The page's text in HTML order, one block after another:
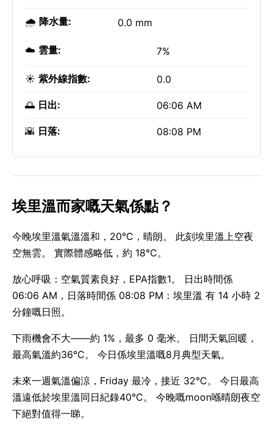
🌧️ 降水量: 0.0 mm
☁️ 雲量: 7%
☀️ 紫外線指數: 0.0
🌅 日出: 06:06 AM
🌇 日落: 08:08 PM
埃里溫而家嘅天氣係點？
今晚埃里溫氣溫溫和，20°C，晴朗。 此刻埃里溫上空夜
空無雲。 實際體感略低，約 18°C。
放心呼吸：空氣質素良好，EPA指數1。 日出時間係
06:06 AM，日落時間係 08:08 PM：埃里溫 有 14 小時 2
分鐘嘅日照。
下雨機會不大——約 1%，最多 0 毫米。 日間天氣回暖，
最高氣溫約36°C。 今日係埃里溫嘅8月典型天氣。
未來一週氣溫偏涼，Friday 最冷，接近 32°C。 今日最高
溫遠低於埃里溫同日紀錄40°C。 今晚嘅moon喺晴朗夜空
下絕對值得一睇。